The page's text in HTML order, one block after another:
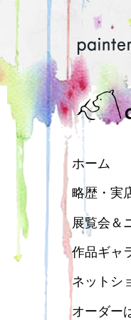
ホーム
略歴・実
展覧会＆
作品ギャ
ネットシ
オーダー